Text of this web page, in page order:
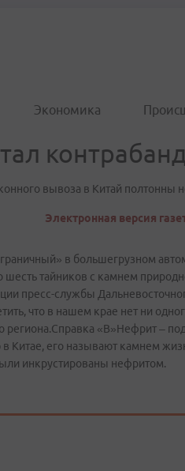
Экономика
вывоза в Китай полтонны
Электронная версия
в большегрузном
тайников с камнем
пресс-службы
что в нашем крае нет ни
региона.Справка «В»Нефрит –
Китае, его называют камнем
инкрустированы нефритом.